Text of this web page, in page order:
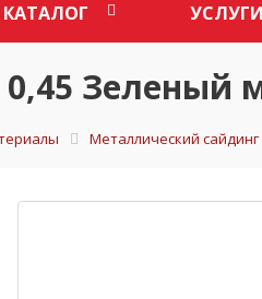
КАТАЛОГ УСЛУГИ
0,45 Зеленый
Металлический сайдинг